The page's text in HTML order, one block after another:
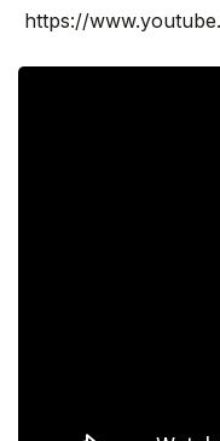
https://